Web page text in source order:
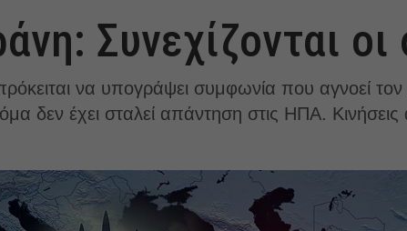
Συνεχίζονται
να υπογράψει συμφωνία που αγνοεί
δεν έχει σταλεί απάντηση στις ΗΠΑ.